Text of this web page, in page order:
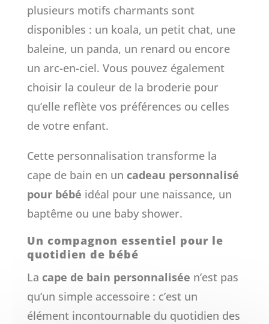
plusieurs motifs charmants sont
disponibles : un koala, un petit chat, une
baleine, un panda, un renard ou encore
un arc-en-ciel. Vous pouvez également
choisir la couleur de la broderie pour
qu’elle reflète vos préférences ou celles
de votre enfant.
Cette personnalisation transforme la
cape de bain en un cadeau personnalisé
pour bébé idéal pour une naissance, un
baptême ou une baby shower.
Un compagnon essentiel pour le
quotidien de bébé
La cape de bain personnalisée n’est pas
qu’un simple accessoire : c’est un
élément incontournable du quotidien des